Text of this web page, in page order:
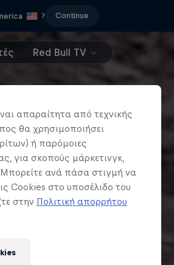
? Continue
Red Bull TV
απαραίτητα από τεχνικής
θα χρησιμοποιήσει
ή παρόμοιες
για σκοπούς μάρκετινγκ,
ανά πάσα στιγμή να
Cookies στο υποσέλιδο του
στην Πολιτική απορρήτου